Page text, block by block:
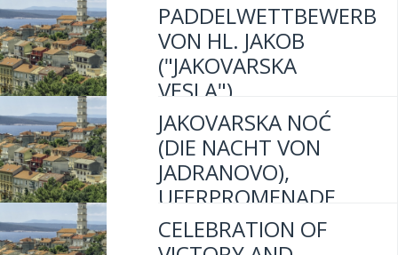
Udaljenost od mora:
600 m
PADDELWETTBEWERB
VON HL. JAKOB
("JAKOVARSKA
VESLA")
Mjesto:Mjesto: Jadranovo
JAKOVARSKA NOĆ
(DIE NACHT VON
JADRANOVO),
UFERPROMENADE
"VELA RIVA"
CELEBRATION OF